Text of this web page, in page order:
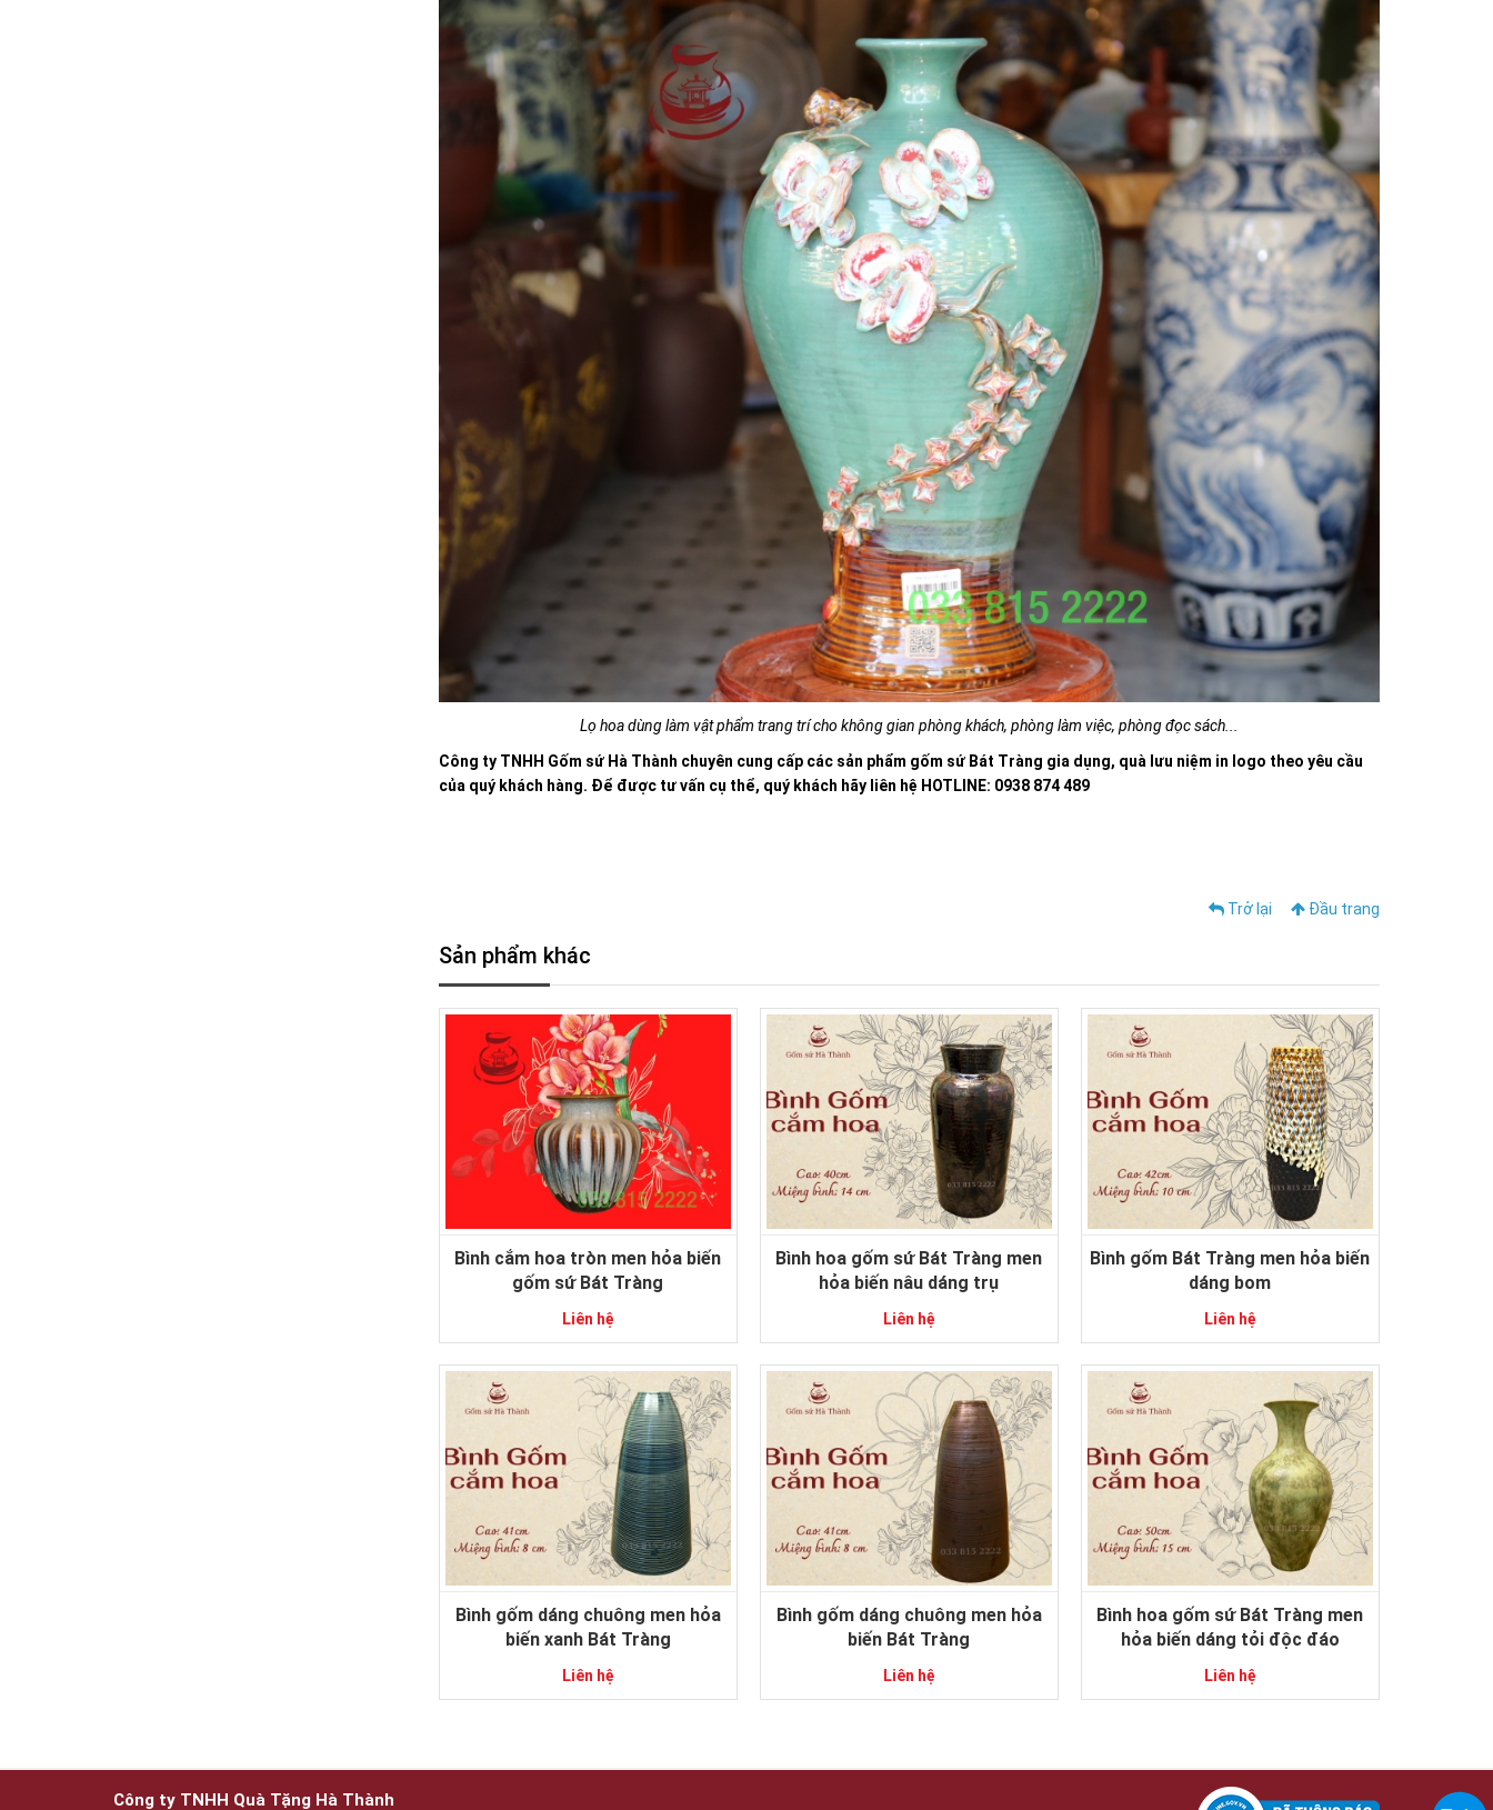
Lọ hoa dùng làm vật phẩm trang trí cho không gian phòng khách, phòng làm việc, phòng đọc sách...
Công ty TNHH Gốm sứ Hà Thành chuyên cung cấp các sản phẩm gốm sứ Bát Tràng gia dụng, quà lưu niệm in logo theo yêu cầu
của quý khách hàng. Để được tư vấn cụ thể, quý khách hãy liên hệ HOTLINE: 0938 874 489
Trở lại Đầu trang
Sản phẩm khác
Bình cắm hoa tròn men hỏa biến
gốm sứ Bát Tràng
Liên hệ
Bình hoa gốm sứ Bát Tràng men
hỏa biến nâu dáng trụ
Liên hệ
Bình gốm Bát Tràng men hỏa biến
dáng bom
Liên hệ
Bình gốm dáng chuông men hỏa
biến xanh Bát Tràng
Liên hệ
Bình gốm dáng chuông men hỏa
biến Bát Tràng
Liên hệ
Bình hoa gốm sứ Bát Tràng men
hỏa biến dáng tỏi độc đáo
Liên hệ
Công ty TNHH Quà Tặng Hà Thành